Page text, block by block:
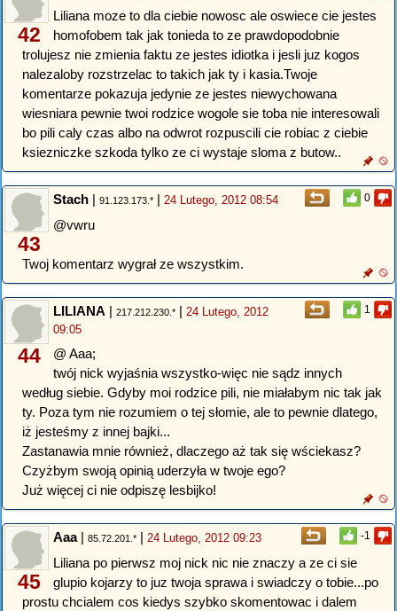
42
Liliana moze to dla ciebie nowosc ale oswiece cie jestes
homofobem tak jak tonieda to ze prawdopodobnie
trolujesz nie zmienia faktu ze jestes idiotka i jesli juz kogos
nalezaloby rozstrzelac to takich jak ty i kasia.Twoje
komentarze pokazuja jedynie ze jestes niewychowana
wiesniara pewnie twoi rodzice wogole sie toba nie interesowali
bo pili caly czas albo na odwrot rozpuscili cie robiac z ciebie
ksiezniczke szkoda tylko ze ci wystaje sloma z butow..
0
43
Stach | 91.123.173.* | 24 Lutego, 2012 08:54
@vwru
Twoj komentarz wygrał ze wszystkim.
1
44
LILIANA | 217.212.230.* | 24 Lutego, 2012
09:05
@ Aaa;
twój nick wyjaśnia wszystko-więc nie sądz innych
według siebie. Gdyby moi rodzice pili, nie miałabym nic tak jak
ty. Poza tym nie rozumiem o tej słomie, ale to pewnie dlatego,
iż jesteśmy z innej bajki...
Zastanawia mnie również, dlaczego aż tak się wściekasz?
Czyżbym swoją opinią uderzyła w twoje ego?
Już więcej ci nie odpiszę lesbijko!
-1
45
Aaa| 85.72.201.* | 24 Lutego, 2012 09:23
Liliana po pierwsz moj nick nic nie znaczy a ze ci sie
glupio kojarzy to juz twoja sprawa i swiadczy o tobie...po
prostu chcialem cos kiedys szybko skomentowac i dalem